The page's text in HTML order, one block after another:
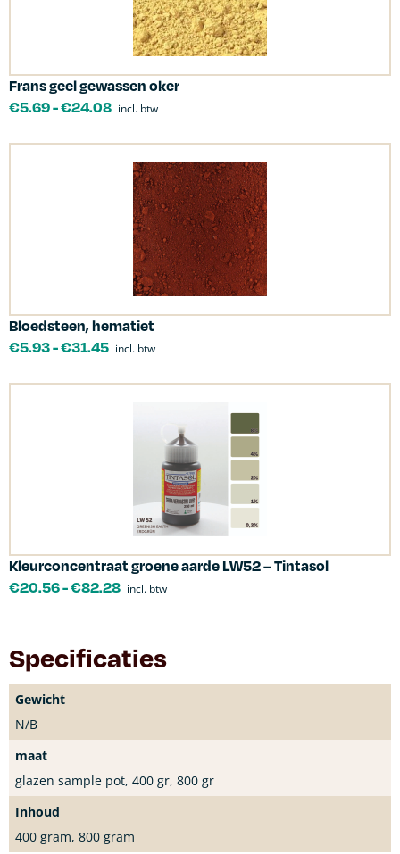
Frans geel gewassen oker
€5.69-€24.08 incl. btw
Bloedsteen, hematiet
€5.93-€31.45 incl. btw
Kleurconcentraat groene aarde LW52 – Tintasol
€20.56-€82.28 incl. btw
Specificaties
Gewicht
N/B
maat
glazen sample pot, 400 gr, 800 gr
Inhoud
400 gram, 800 gram